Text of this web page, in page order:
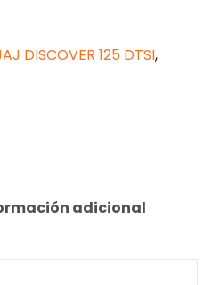
DISCOVER 125 DTSI,
adicional